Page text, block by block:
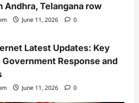
Andhra, Telangana row
June 11, 2026 0
Latest Updates: Key
Response and
June 11, 2026 0